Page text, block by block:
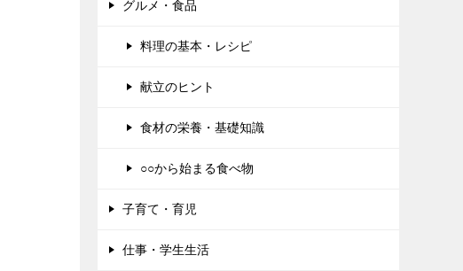
グルメ・食品
料理の基本・レシピ
献立のヒント
食材の栄養・基礎知識
○○から始まる食べ物
子育て・育児
仕事・学生生活